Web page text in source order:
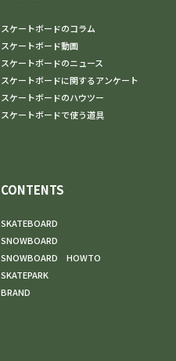
スケートボードのコラム
スケートボード動画
スケートボードのニュース
スケートボードに関するアンケート
スケートボードのハウツー
スケートボードで使う道具
CONTENTS
SKATEBOARD
SNOWBOARD
SNOWBOARD HOWTO
SKATEPARK
BRAND